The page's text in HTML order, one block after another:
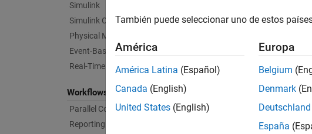
Simulink
Simulink Copilot
Physical Modeling
Event-Based Modeling
Real-Time Simulation and Testing
Workflows
Parallel Computing
Reporting and Database Access
to
Text Filter:
También puede seleccionar uno de estos
América
América Latina (Español)
Canada (English)
United States (English)
Europa
Belgium
Denmark
Deutschland
España